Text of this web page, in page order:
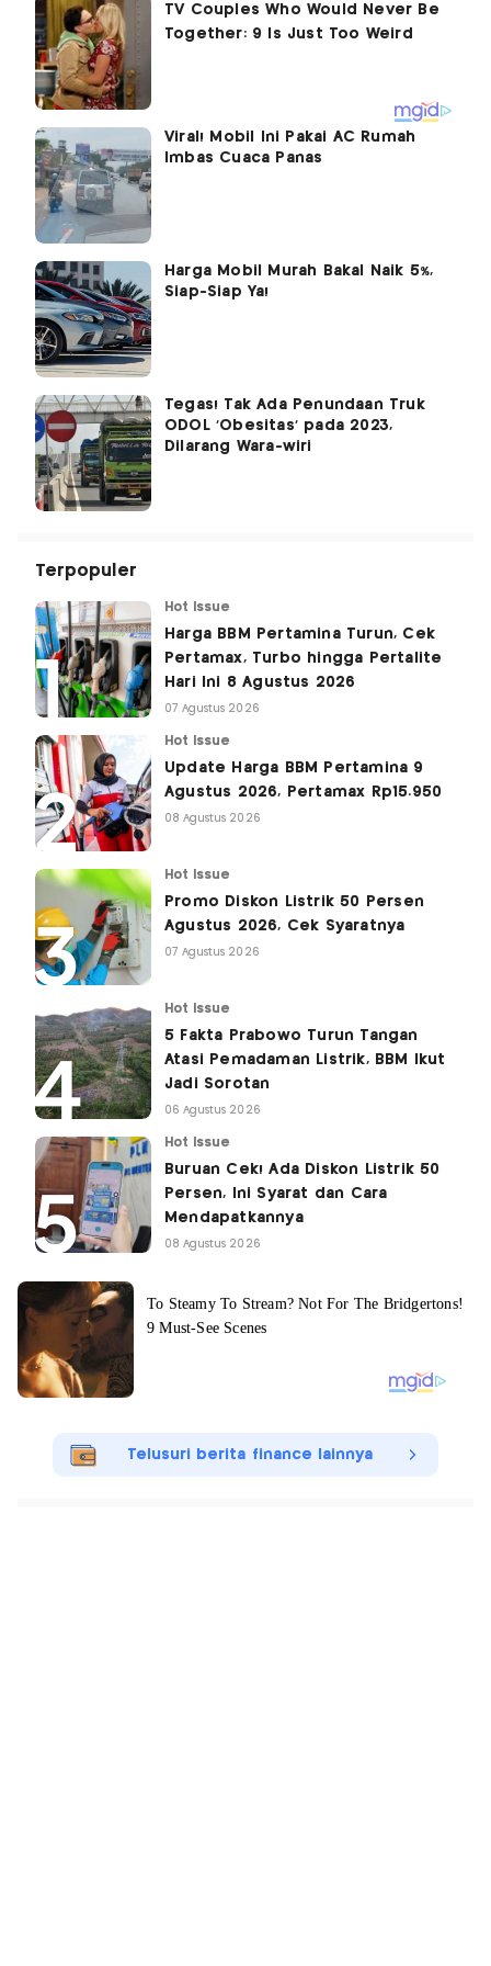
Viral! Mobil Ini Pakai AC Rumah
Imbas Cuaca Panas
Harga Mobil Murah Bakal Naik 5%,
Siap-Siap Ya!
Tegas! Tak Ada Penundaan Truk
ODOL 'Obesitas' pada 2023,
Dilarang Wara-wiri
Terpopuler
Hot Issue
Harga BBM Pertamina Turun, Cek
Pertamax, Turbo hingga Pertalite
Hari Ini 8 Agustus 2026
07 Agustus 2026
Hot Issue
Update Harga BBM Pertamina 9
Agustus 2026, Pertamax Rp15.950
08 Agustus 2026
Hot Issue
Promo Diskon Listrik 50 Persen
Agustus 2026, Cek Syaratnya
07 Agustus 2026
Hot Issue
5 Fakta Prabowo Turun Tangan
Atasi Pemadaman Listrik, BBM Ikut
Jadi Sorotan
06 Agustus 2026
Hot Issue
Buruan Cek! Ada Diskon Listrik 50
Persen, Ini Syarat dan Cara
Mendapatkannya
08 Agustus 2026
Telusuri berita finance lainnya